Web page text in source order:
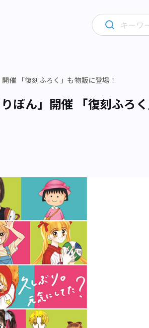
催 「復刻ふろく」も物販に登場！
ぼん」開催 「復刻ふろ